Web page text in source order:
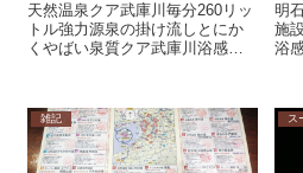
天然温泉クア武庫川毎分260リッ
トル強力源泉の掛け流しとにか
くやばい泉質クア武庫川浴感温
似ています。浴槽にはゴッテリ
と温泉成分が固まっていて凄い
です。近郊では有馬金の湯、宝
乃湯、湯の...
明
施
浴
水
ル
色
こ
雑記 ス